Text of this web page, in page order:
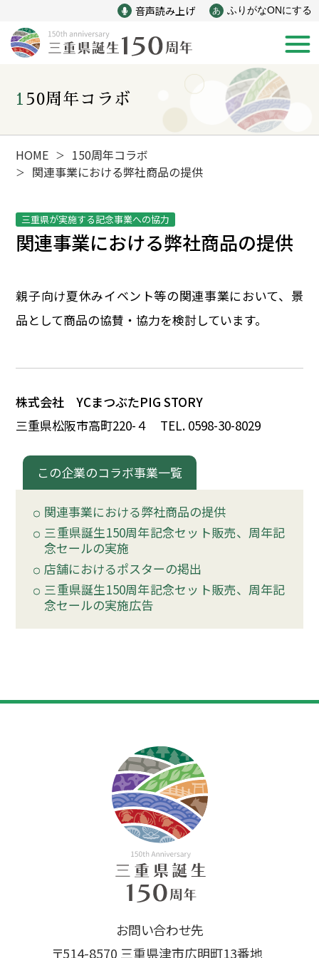
音声読み上げ あ ふりがなONにする
新着情報
みえ150年の歩み
産業 自然と文化
インフラ 偉人
150周年コラボ
HOME ＞ 150周年コラボ
＞ 関連事業における弊社商品の提供
三重県が実施する記念事業への協力
関連事業における弊社商品の提供
親子向け夏休みイベント等の関連事業において、景
品として商品の協賛・協力を検討しています。
株式会社 YCまつぶたPIG STORY
三重県松阪市高町220-４ TEL. 0598-30-8029
この企業のコラボ事業一覧
関連事業における弊社商品の提供
三重県誕生150周年記念セット販売、周年記
念セールの実施
店舗におけるポスターの掲出
三重県誕生150周年記念セット販売、周年記
念セールの実施広告
お問い合わせ先
〒514-8570 三重県津市広明町13番地